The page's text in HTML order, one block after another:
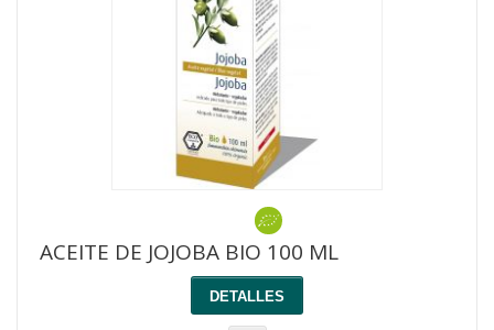
ACEITE DE JOJOBA BIO 100 ML
DETALLES